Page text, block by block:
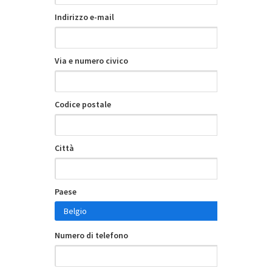
Indirizzo e-mail
Via e numero civico
Codice postale
Città
Paese
Numero di telefono